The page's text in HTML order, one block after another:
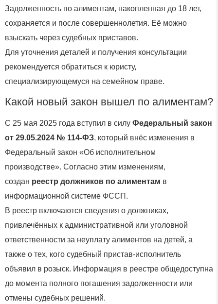
Задолженность по алиментам, накопленная до 18 лет,
сохраняется и после совершеннолетия. Её можно
взыскать через судебных приставов.
Для уточнения деталей и получения консультации
рекомендуется обратиться к юристу,
специализирующемуся на семейном праве.
Какой новый закон вышел по алиментам?
С 25 мая 2025 года вступил в силу Федеральный закон
от 29.05.2024 № 114-ФЗ, который внёс изменения в
Федеральный закон «Об исполнительном
производстве». Согласно этим изменениям,
создан реестр должников по алиментам в
информационной системе ФССП.
В реестр включаются сведения о должниках,
привлечённых к административной или уголовной
ответственности за неуплату алиментов на детей, а
также о тех, кого судебный пристав-исполнитель
объявил в розыск. Информация в реестре общедоступна
до момента полного погашения задолженности или
отмены судебных решений.